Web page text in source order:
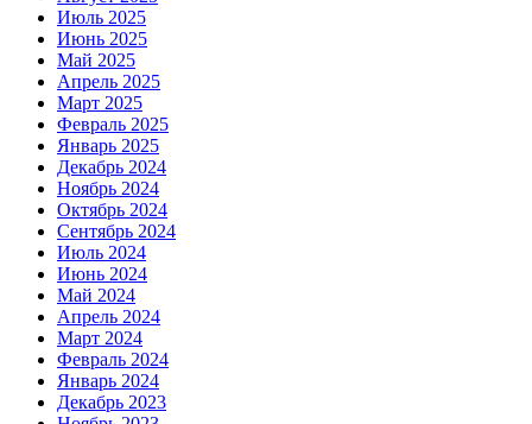
Июль 2025
Июнь 2025
Май 2025
Апрель 2025
Март 2025
Февраль 2025
Январь 2025
Декабрь 2024
Ноябрь 2024
Октябрь 2024
Сентябрь 2024
Июль 2024
Июнь 2024
Май 2024
Апрель 2024
Март 2024
Февраль 2024
Январь 2024
Декабрь 2023